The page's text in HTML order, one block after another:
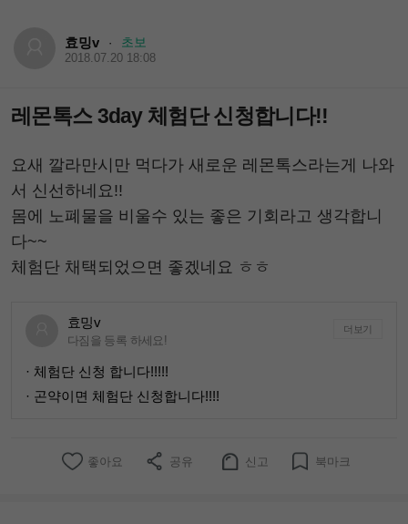
효밍v · 초보
2018.07.20 18:08
레몬톡스 3day 체험단 신청합니다!!
요새 깔라만시만 먹다가 새로운 레몬톡스라는게 나와
서 신선하네요!!
몸에 노폐물을 비울수 있는 좋은 기회라고 생각합니
다~~
체험단 채택되었으면 좋겠네요 ㅎㅎ
효밍v
다짐을 등록 하세요!
더보기
· 체험단 신청 합니다!!!!!
· 곤약이면 체험단 신청합니다!!!!
좋아요 공유 신고 북마크